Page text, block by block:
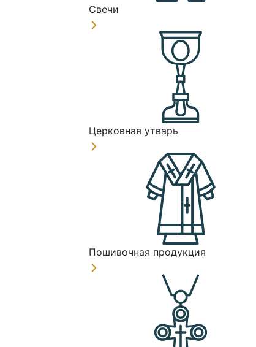
Свечи
Церковная утварь
Пошивочная продукция